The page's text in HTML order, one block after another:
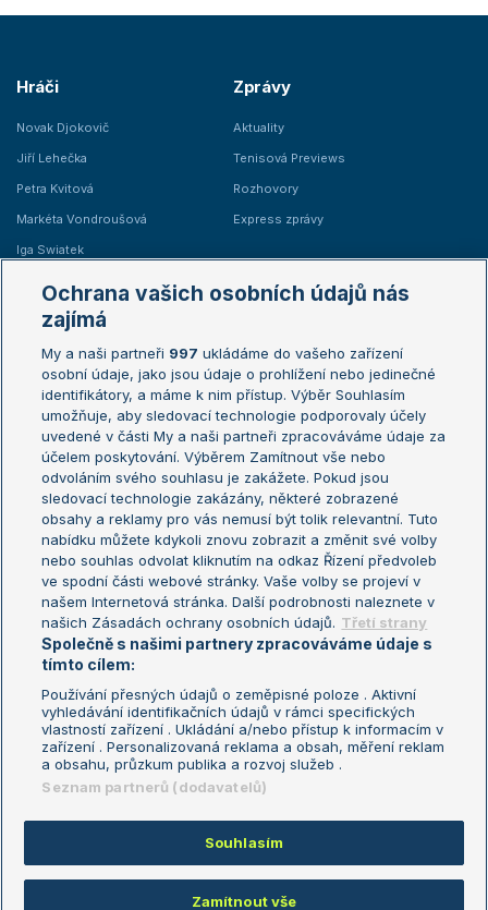
Hráči
Novak Djokovič
Jiří Lehečka
Petra Kvitová
Markéta Vondroušová
Iga Swiatek
Zprávy
Aktuality
Tenisová Previews
Rozhovory
Express zprávy
Žebříčky
Žebříček ATP (muži)
Žebříček WTA (ženy)
Sázkařský žebříček
Australian Open
French Open
Wimbledon
US Open
Turnaj mistrů
Turnaj mistryň
Aktualní trendy
Fotbalové přestupy
Livesport Daily
LS Prague Open
Podmínky užití
Nastavení soukromí
GDPR a žurnalistika
Reklama
Kontakt
Informace o zpracování osobních
údajů
Copyright © 2008-2026 TenisPortal.cz. Využíváme zpravodajství ČTK.
Ochrana vašich osobních údajů nás
zajímá
My a naši partneři 997 ukládáme do vašeho zařízení
osobní údaje, jako jsou údaje o prohlížení nebo jedinečné
identifikátory, a máme k nim přístup. Výběr Souhlasím
umožňuje, aby sledovací technologie podporovaly účely
uvedené v části My a naši partneři zpracováváme údaje za
účelem poskytování. Výběrem Zamítnout vše nebo
odvoláním svého souhlasu je zakážete. Pokud jsou
sledovací technologie zakázány, některé zobrazené
obsahy a reklamy pro vás nemusí být tolik relevantní. Tuto
nabídku můžete kdykoli znovu zobrazit a změnit své volby
nebo souhlas odvolat kliknutím na odkaz Řízení předvoleb
ve spodní části webové stránky. Vaše volby se projeví v
našem Internetová stránka. Další podrobnosti naleznete v
našich Zásadách ochrany osobních údajů. Třetí strany
Společně s našimi partnery zpracováváme údaje s
tímto cílem:
Používání přesných údajů o zeměpisné poloze . Aktivní
vyhledávání identifikačních údajů v rámci specifických
vlastností zařízení . Ukládání a/nebo přístup k informacím v
zařízení . Personalizovaná reklama a obsah, měření reklam
a obsahu, průzkum publika a rozvoj služeb .
Seznam partnerů (dodavatelů)
Souhlasím
Zamítnout vše